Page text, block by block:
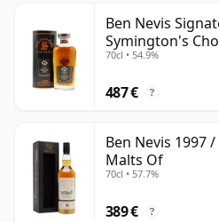
Ben Nevis
Symington's
32 Jahre alt
70cl • 54.9%
487 € ?
Ben Nevis 1997
Malts Of
70cl • 57.7%
389 € ?